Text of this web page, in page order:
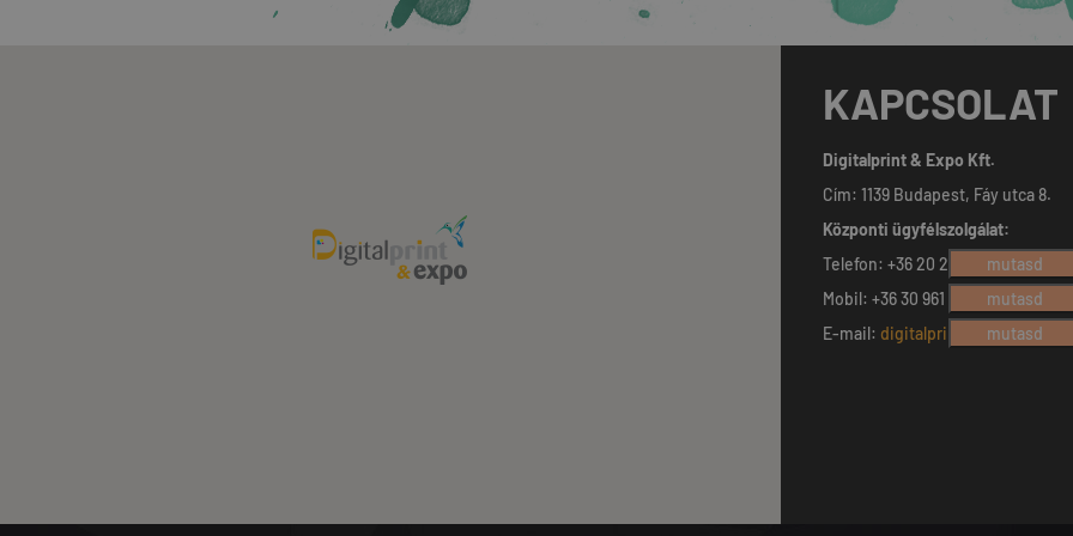
KAPCSOLAT
Digitalprint & Expo Kft.
Cím: 1139 Budapest, Fáy utca 8.
Központi ügyfélszolgálat:
Telefon: +36 20 230 8736mutasd
Mobil: +36 30 961 9645
mutasd
E-mail:
mutasd